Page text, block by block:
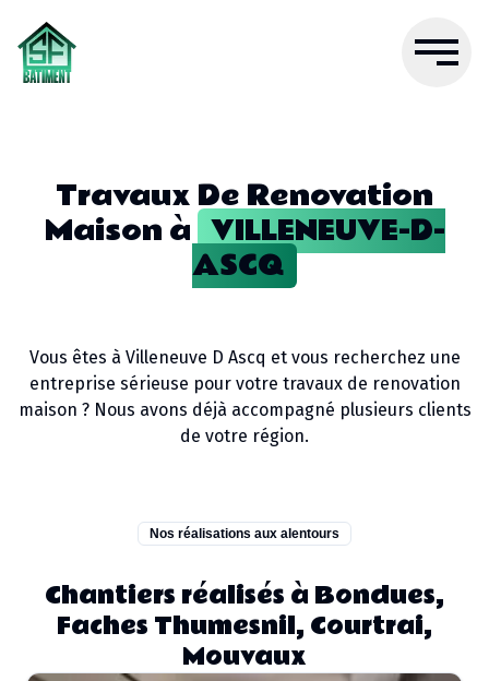
Travaux De Renovation
Maisonà VILLENEUVE-D-
ASCQ
Vous êtes à Villeneuve D Ascq et vous recherchez une
entreprise sérieuse pour votre travaux de renovation
maison ? Nous avons déjà accompagné plusieurs clients
de votre région.
Nos réalisations aux alentours
Chantiers réalisés à Bondues,
Faches Thumesnil, Courtrai,
Mouvaux